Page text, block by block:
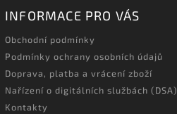
INFORMACE PRO VÁS
Obchodní podmínky
Podmínky ochrany osobních údajů
Doprava, platba a vrácení zboží
Nařízení o digitálních službách (DSA)
Kontakty